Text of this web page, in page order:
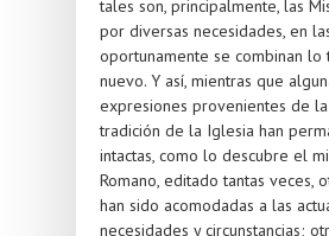
tales son, principalmente, las
por diversas necesidades, en
oportunamente se combinan lo
nuevo. Y así, mientras que
expresiones provenientes de la
tradición de la Iglesia han
intactas, como lo descubre el
Romano, editado tantas veces,
han sido acomodadas a las
necesidades y circunstancias;